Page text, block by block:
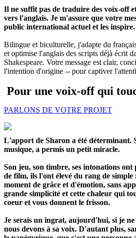
Il ne suffit pas de traduire des voix-off
vers l'anglais. Je m'assure que votre
public international actuel et les inspire.
Bilingue et biculturelle, j'adapte du
et optimise l'anglais des scripts déjà écrit
Shakespeare. Votre message est clair,
l'intention d'origine -- pour captiver
Pour une voix-off qui
PARLONS DE VOTRE PROJET
L'apport de Sharon a été déterminant.
musique, a permis un petit miracle.
Son jeu, son timbre, ses intonations ont
de film, ils l'ont élevé du rang de simple
moment de grâce et d'émotion, sans
grande simplicité et cette chaleur qui
coeur et vous donnent le frisson.
Je serais un ingrat, aujourd'hui, si je ne
nous devons à sa voix. D'autant plus,